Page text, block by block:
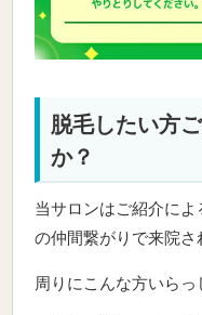
脱毛したい方
か？
当サロンはご紹介に
の仲間繋がりで来院さ
周りにこんな方いらっ